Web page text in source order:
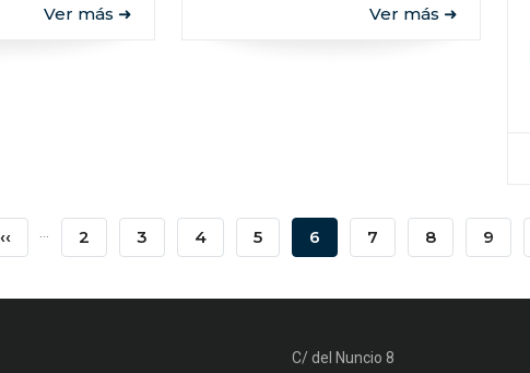
Ver más ➜ Ver más ➜
Página
‹‹ … Page
2 Page
3 Page
4 Page
5
Página
6 Page
7 Page
8 Page
9
C/ del Nuncio 8